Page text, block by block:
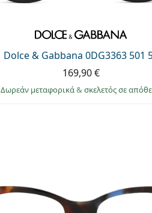
Dolce & Gabbana 0DG3363 501
169,90 €
Δωρεάν μεταφορικά& σκελετός σε